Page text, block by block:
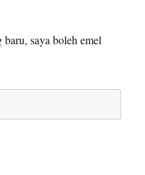
saya boleh emel